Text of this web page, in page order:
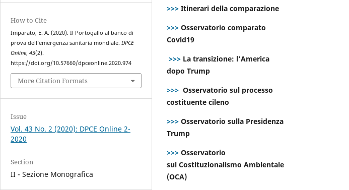
How to Cite
Imparato, E. A. (2020). Il Portogallo al banco di
prova dell’emergenza sanitaria mondiale.DPCE
Online,43(2).
https://doi.org/10.57660/dpceonline.2020.974
More Citation Formats
Issue
Vol. 43 No. 2 (2020): DPCE Online 2-
2020
Section
II - Sezione Monografica
>>> Itinerari della comparazione
>>> Osservatorio comparato
Covid19
>>> La transizione: l’America
dopo Trump
>>> Osservatorio sul processo
costituente cileno
>>> Osservatorio sulla Presidenza
Trump
>>> Osservatorio
sul Costituzionalismo Ambientale
(OCA)